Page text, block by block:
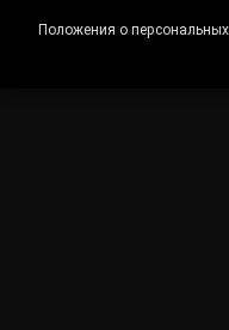
Положения о